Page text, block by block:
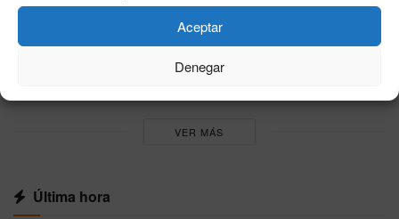
Aceptar
Denegar
grados en el sur mientras el norte esquiva el
calor extremo
VER MÁS
Última hora